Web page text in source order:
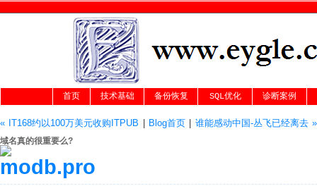
首页 技术基础 备份恢复 SQL优化 诊断案例
« IT168约以100万美元收购ITPUB Blog首页| 谁能感动中国-丛飞已经离去 »
域名真的很重要么?